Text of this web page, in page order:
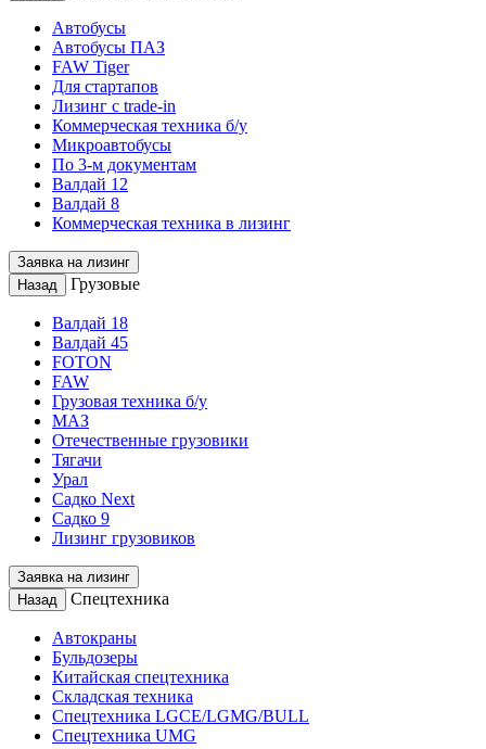
Автобусы
Автобусы ПАЗ
FAW Tiger
Для стартапов
Лизинг с trade-in
Коммерческая техника б/у
Микроавтобусы
По 3-м документам
Валдай 12
Валдай 8
Коммерческая техника в лизинг
Заявка на лизинг
Назад
Грузовые
Валдай 18
Валдай 45
FOTON
FAW
Грузовая техника б/у
МАЗ
Отечественные грузовики
Тягачи
Урал
Садко Next
Садко 9
Лизинг грузовиков
Заявка на лизинг
Назад
Спецтехника
Автокраны
Бульдозеры
Китайская спецтехника
Складская техника
Спецтехника LGCE/LGMG/BULL
Спецтехника UMG